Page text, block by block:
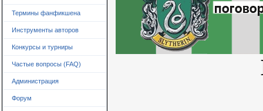
Термины фанфикшена
Инструменты авторов
Конкурсы и турниры
Частые вопросы (FAQ)
Администрация
Форум